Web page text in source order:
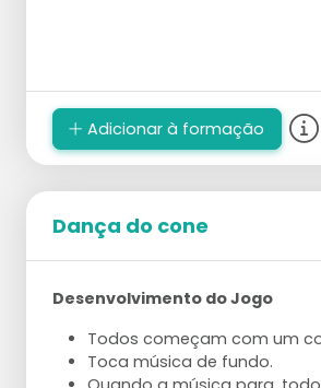
Adicionar à formação
Dança do cone
Desenvolvimento do Jogo
Todos começam com um
Toca música de fundo.